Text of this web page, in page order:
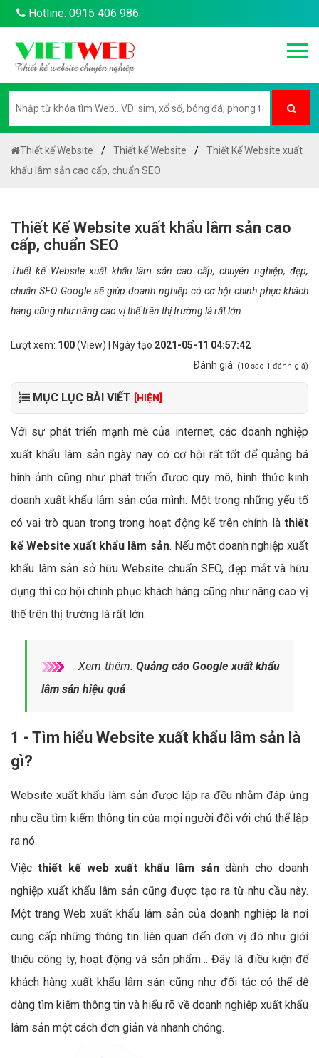
Hotline: 0915 406 986
Thiết kế Website Thiết kế Website
Thiết Kế Website xuất
khẩu lâm sản cao cấp, chuẩn SEO
Thiết Kế Website xuất khẩu lâm sản cao
cấp, chuẩn SEO
Thiết kế Website xuất khẩu lâm sản cao cấp, chuyên nghiệp, đẹp,
chuẩn SEO Google sẽ giúp doanh nghiệp có cơ hội chinh phục khách
hàng cũng như nâng cao vị thế trên thị trường là rất lớn.
Lượt xem: 100(View) | Ngày tạo 2021-05-11 04:57:42
Ðánh giá: (10 sao 1 đánh giá)
MỤC LỤC BÀI VIẾT [HIỆN]
Với sự phát triển mạnh mẽ của internet, các doanh nghiệp
xuất khẩu lâm sản ngày nay có cơ hội rất tốt để quảng bá
hình ảnh cũng như phát triển được quy mô, hình thức kinh
doanh xuất khẩu lâm sản của mình. Một trong những yếu tố
có vai trò quan trọng trong hoạt động kể trên chính là thiết
kế Website xuất khẩu lâm sản. Nếu một doanh nghiệp xuất
khẩu lâm sản sở hữu Website chuẩn SEO, đẹp mắt và hữu
dụng thì cơ hội chinh phục khách hàng cũng như nâng cao vị
thế trên thị trường là rất lớn.
Xem thêm: Quảng cáo Google xuất khẩu
lâm sản hiệu quả
1 - Tìm hiểu Website xuất khẩu lâm sản là
gì?
Website xuất khẩu lâm sản được lập ra đều nhằm đáp ứng
nhu cầu tìm kiếm thông tin của mọi người đối với chủ thể lập
ra nó.
Việcthiết kế web xuất khẩu lâm sản dành cho doanh
nghiệp xuất khẩu lâm sản cũng được tạo ra từ nhu cầu này.
Một trang Web xuất khẩu lâm sản của doanh nghiệp là nơi
cung cấp những thông tin liên quan đến đơn vị đó như giới
thiệu công ty, hoạt động và sản phẩm… Đây là điều kiện để
khách hàng xuất khẩu lâm sản cũng như đối tác có thể dễ
dàng tìm kiếm thông tin và hiểu rõ về doanh nghiệp xuất khẩu
lâm sản một cách đơn giản và nhanh chóng.